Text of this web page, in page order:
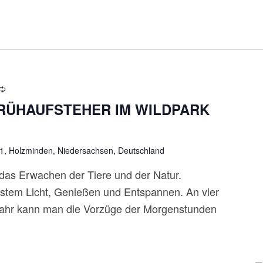
IM WILDPARK
Holzminden, Niedersachsen, Deutschland
Erwachen der Tiere und der Natur.
Licht, Genießen und Entspannen. An vier
kann man die Vorzüge der Morgenstunden